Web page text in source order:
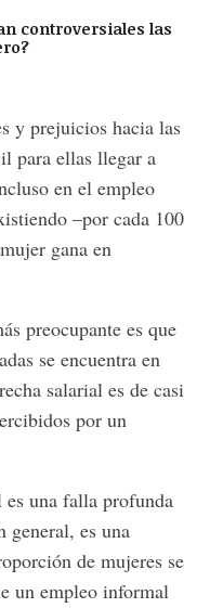
controversiales las
y prejuicios hacia las
para ellas llegar a
en el empleo
–por cada 100
gana en
preocupante es que
se encuentra en
salarial es de casi
por un
una falla profunda
general, es una
de mujeres se
un empleo informal